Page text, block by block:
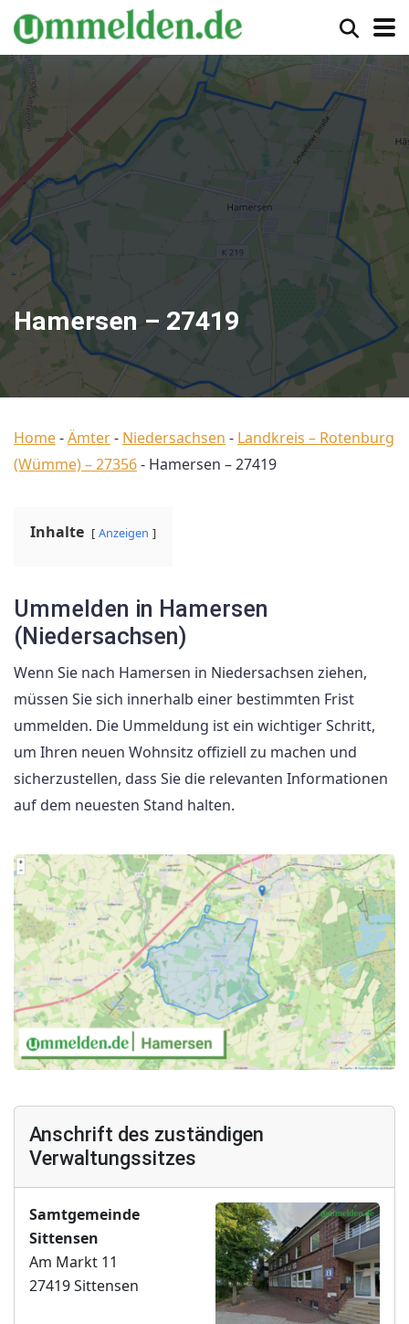
Hamersen – 27419
Home-Ämter- Niedersachsen - Landkreis – Rotenburg
(Wümme) – 27356- Hamersen – 27419
Inhalte Anzeigen
Ummelden in Hamersen
(Niedersachsen)
Wenn Sie nach Hamersen in Niedersachsen ziehen,
müssen Sie sich innerhalb einer bestimmten Frist
ummelden. Die Ummeldung ist ein wichtiger Schritt,
um Ihren neuen Wohnsitz offiziell zu machen und
sicherzustellen, dass Sie die relevanten Informationen
auf dem neuesten Stand halten.
Anschrift des zuständigen
Verwaltungssitzes
Samtgemeinde
Sittensen
Am Markt 11
27419 Sittensen